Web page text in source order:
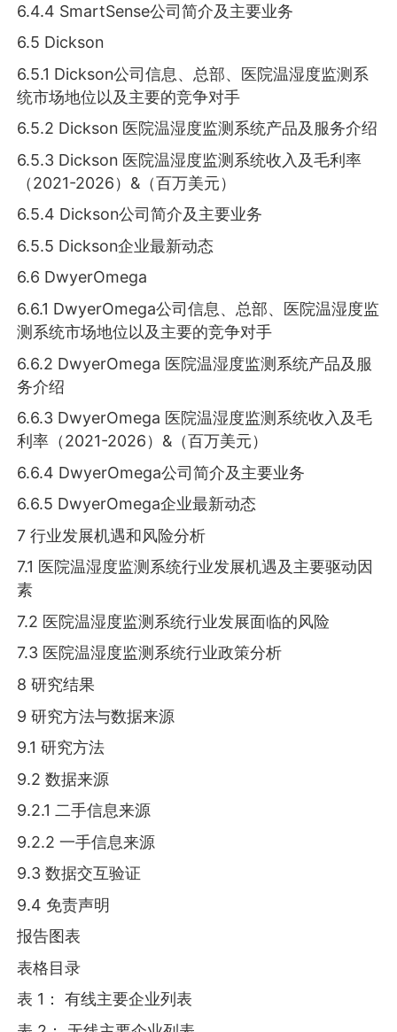
6.4.4 SmartSense公司简介及主要业务
6.5 Dickson
6.5.1 Dickson公司信息、总部、医院温湿度监测系
统市场地位以及主要的竞争对手
6.5.2 Dickson 医院温湿度监测系统产品及服务介绍
6.5.3 Dickson 医院温湿度监测系统收入及毛利率
（2021-2026）&（百万美元）
6.5.4 Dickson公司简介及主要业务
6.5.5 Dickson企业最新动态
6.6 DwyerOmega
6.6.1 DwyerOmega公司信息、总部、医院温湿度监
测系统市场地位以及主要的竞争对手
6.6.2 DwyerOmega 医院温湿度监测系统产品及服
务介绍
6.6.3 DwyerOmega 医院温湿度监测系统收入及毛
利率（2021-2026）&（百万美元）
6.6.4 DwyerOmega公司简介及主要业务
6.6.5 DwyerOmega企业最新动态
7 行业发展机遇和风险分析
7.1 医院温湿度监测系统行业发展机遇及主要驱动因
素
7.2 医院温湿度监测系统行业发展面临的风险
7.3 医院温湿度监测系统行业政策分析
8 研究结果
9 研究方法与数据来源
9.1 研究方法
9.2 数据来源
9.2.1 二手信息来源
9.2.2 一手信息来源
9.3 数据交互验证
9.4 免责声明
报告图表
表格目录
表 1： 有线主要企业列表